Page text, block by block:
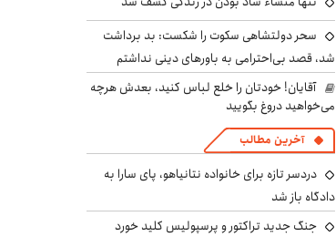
سحر دولتشاهی سکوت را شکست: بد برداشت
شد، قصد بی‌احترامی به باورهای دینی نداشتم
آقایان! خودتان را خلع لباس کنید، بعدش هرچه
می‌خواهید دروغ بگویید
آخرین مطالب
دردسر تازه برای خانواده نتانیاهو، پای سارا به
دادگاه باز شد
جنگ جدید تراکتور و پرسپولیس کلید خورد